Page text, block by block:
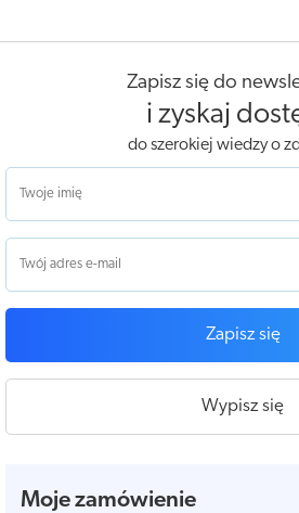
Zapisz się do
i zyskaj
do szerokiej wiedzy o
Zapisz się
Wypisz się
Moje zamówienie